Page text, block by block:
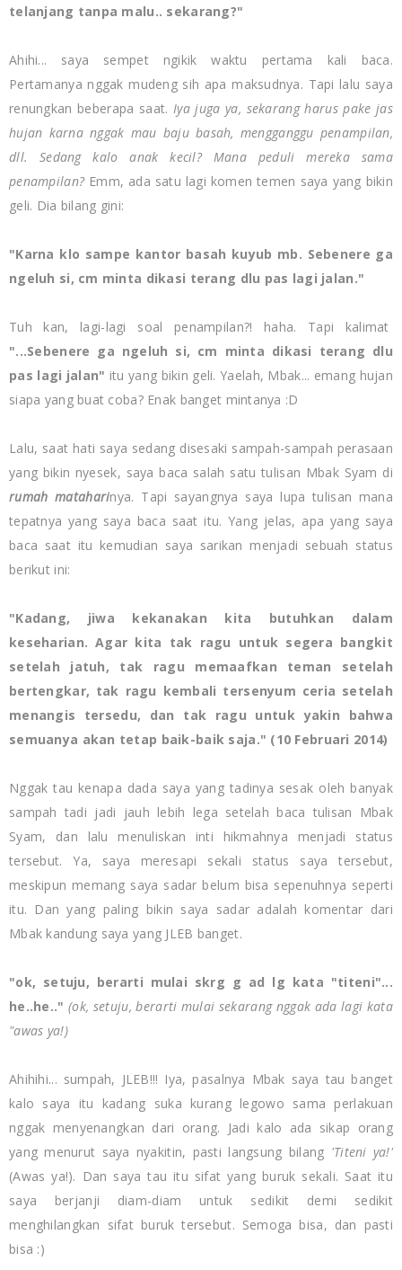
telanjang tanpa malu.. sekarang?"
Ahihi... saya sempet ngikik waktu pertama kali baca.
Pertamanya nggak mudeng sih apa maksudnya. Tapi lalu saya
renungkan beberapa saat. Iya juga ya, sekarang harus pake jas
hujan karna nggak mau baju basah, mengganggu penampilan,
dll. Sedang kalo anak kecil? Mana peduli mereka sama
penampilan? Emm, ada satu lagi komen temen saya yang bikin
geli. Dia bilang gini:
"Karna klo sampe kantor basah kuyub mb. Sebenere ga
ngeluh si, cm minta dikasi terang dlu pas lagi jalan."
Tuh kan, lagi-lagi soal penampilan?! haha. Tapi kalimat
"...Sebenere ga ngeluh si, cm minta dikasi terang dlu
pas lagi jalan" itu yang bikin geli. Yaelah, Mbak... emang hujan
siapa yang buat coba? Enak banget mintanya :D
Lalu, saat hati saya sedang disesaki sampah-sampah perasaan
yang bikin nyesek, saya baca salah satu tulisan Mbak Syam di
rumah mataharinya. Tapi sayangnya saya lupa tulisan mana
tepatnya yang saya baca saat itu. Yang jelas, apa yang saya
baca saat itu kemudian saya sarikan menjadi sebuah status
berikut ini:
"Kadang, jiwa kekanakan kita butuhkan dalam
keseharian. Agar kita tak ragu untuk segera bangkit
setelah jatuh, tak ragu memaafkan teman setelah
bertengkar, tak ragu kembali tersenyum ceria setelah
menangis tersedu, dan tak ragu untuk yakin bahwa
semuanya akan tetap baik-baik saja." (10 Februari 2014)
Nggak tau kenapa dada saya yang tadinya sesak oleh banyak
sampah tadi jadi jauh lebih lega setelah baca tulisan Mbak
Syam, dan lalu menuliskan inti hikmahnya menjadi status
tersebut. Ya, saya meresapi sekali status saya tersebut,
meskipun memang saya sadar belum bisa sepenuhnya seperti
itu. Dan yang paling bikin saya sadar adalah komentar dari
Mbak kandung saya yang JLEB banget.
"ok, setuju, berarti mulai skrg g ad lg kata "titeni"...
he..he.."(ok, setuju, berarti mulai sekarang nggak ada lagi kata
"awas ya!)
Ahihihi... sumpah, JLEB!!! Iya, pasalnya Mbak saya tau banget
kalo saya itu kadang suka kurang legowo sama perlakuan
nggak menyenangkan dari orang. Jadi kalo ada sikap orang
yang menurut saya nyakitin, pasti langsung bilang 'Titeni ya!'
(Awas ya!). Dan saya tau itu sifat yang buruk sekali. Saat itu
saya berjanji diam-diam untuk sedikit demi sedikit
menghilangkan sifat buruk tersebut. Semoga bisa, dan pasti
bisa :)